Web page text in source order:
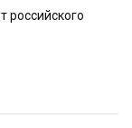
российского